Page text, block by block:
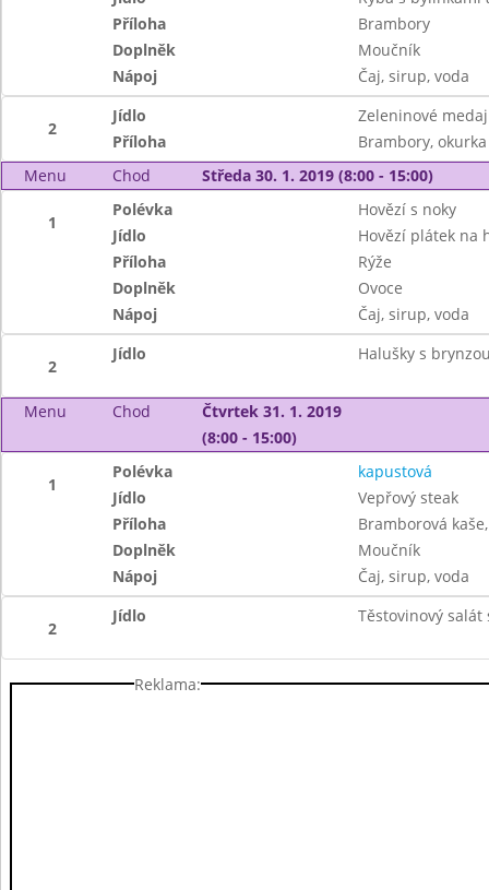
Příloha
Brambory
Doplněk
Moučník
Nápoj
Čaj, sirup, voda
2
Jídlo
Zeleninové
Příloha
Brambory, okurka
Menu
Chod Středa 30. 1. 2019 (8:00 - 15:00)
1
Polévka
Hovězí s noky
Jídlo
Hovězí plátek na
Příloha
Rýže
Doplněk
Ovoce
Nápoj
Čaj, sirup, voda
2
Jídlo Halušky s
Menu Chod
Čtvrtek 31. 1. 2019
(8:00 - 15:00)
1
Polévka
kapustová
Jídlo
Vepřový steak
Příloha
Bramborová
Doplněk
Moučník
Nápoj
Čaj, sirup, voda
2
Jídlo Těstovinový salát
Reklama: